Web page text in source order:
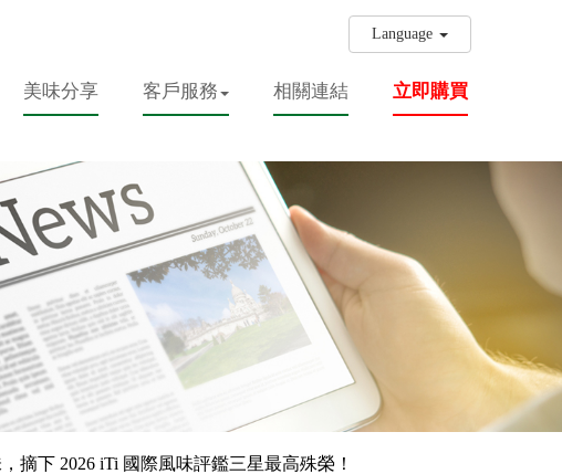
Language
美味分享 客戶服務 相關連結 立即購買
摘下 2026 iTi 國際風味評鑑三星最高殊榮！